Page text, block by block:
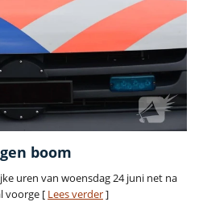
boom
uren van woensdag 24 juni net na
voorge [ Lees verder]